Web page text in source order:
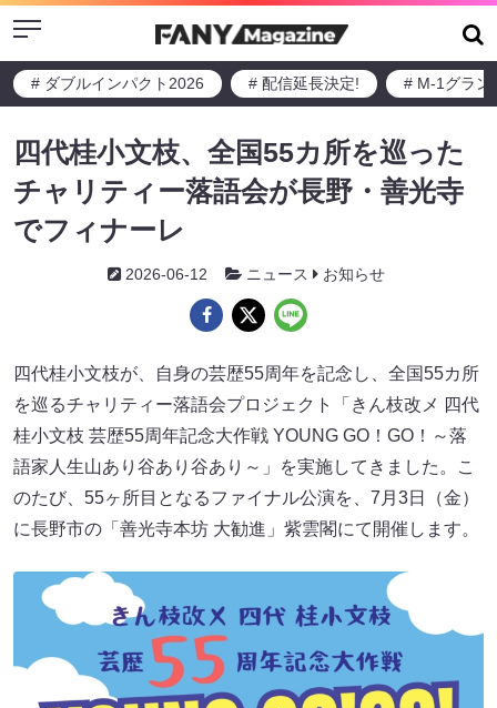
Menu
# ダブルインパクト2026 # 配信延長決定! # M-1グラン
四代桂小文枝、全国55カ所を巡った
チャリティー落語会が長野・善光寺
でフィナーレ
2026-06-12 ニュース お知らせ
四代桂小文枝が、自身の芸歴55周年を記念し、全国55カ所
を巡るチャリティー落語会プロジェクト「きん枝改メ 四代
桂小文枝 芸歴55周年記念大作戦 YOUNG GO！GO！～落
語家人生山あり谷あり谷あり～」を実施してきました。こ
のたび、55ヶ所目となるファイナル公演を、7月3日（金）
に長野市の「善光寺本坊 大勧進」紫雲閣にて開催します。